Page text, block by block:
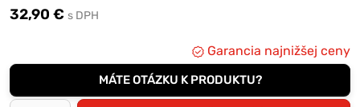
cirkuláciu vzduchu.
32,90 € s DPH
Garancia najnižšej ceny
MÁTE OTÁZKU K PRODUKTU?